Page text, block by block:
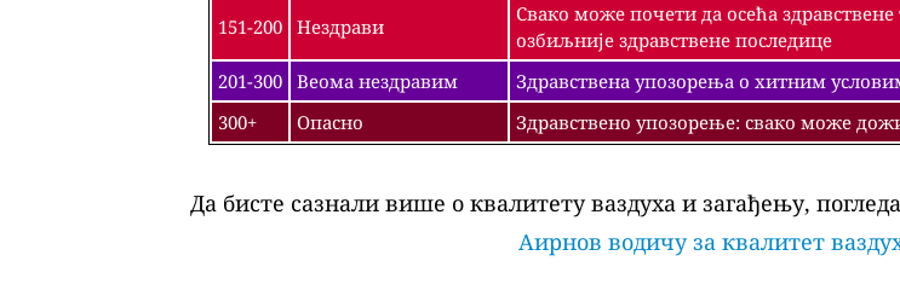
151-200 Нездрави
Свако може почети да осећа
озбиљније здравствене последице
201-300 Веома нездравим
Здравствена упозорења о хитним
300+
Опасно Здравствено упозорење: свако може
Да бисте сазнали више о квалитету ваздуха и загађењу,
Аирнов водичу за квалитет